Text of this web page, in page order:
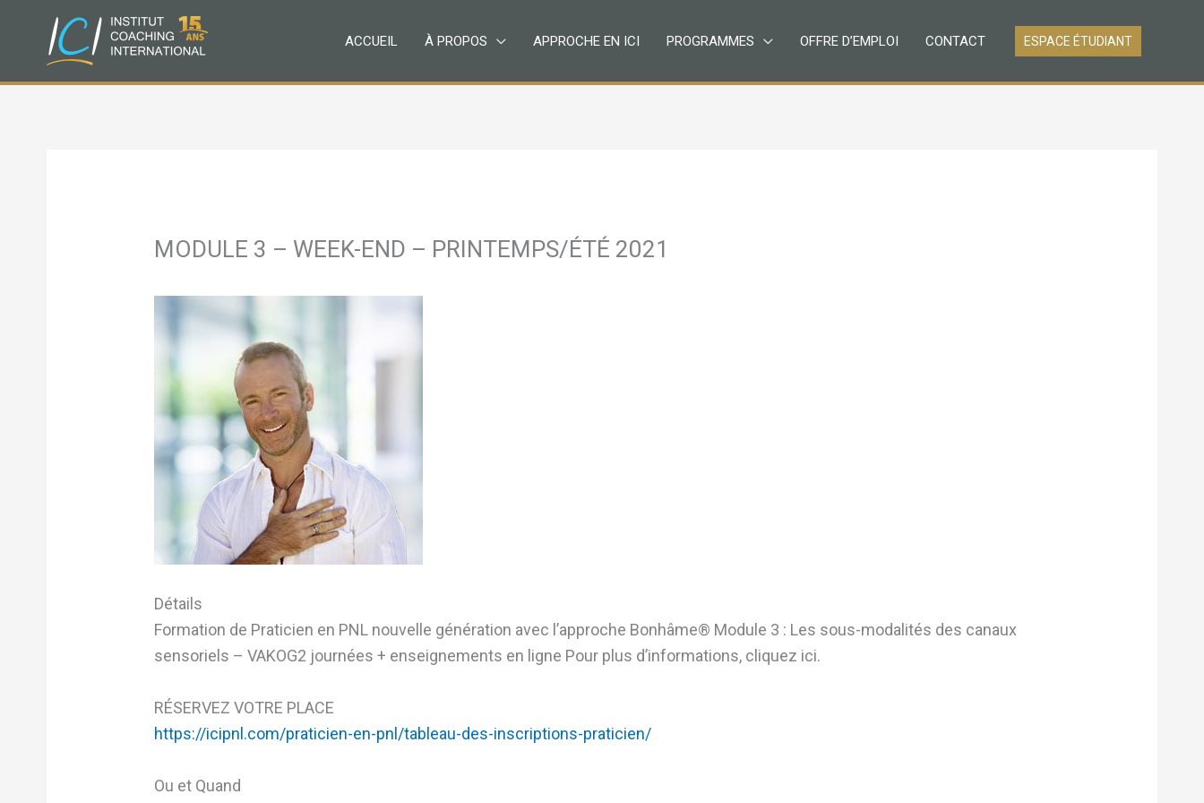
contenu
ACCUEIL À PROPOS APPROCHE EN ICI PROGRAMMES OFFRE D’EMPLOI CONTACT ESPACE ÉTUDIANT
MODULE 3 – WEEK-END – PRINTEMPS/ÉTÉ 2021
Détails
Formation de Praticien en PNL nouvelle génération avec l’approche Bonhâme®️ Module 3 : Les sous-modalités des canaux
sensoriels – VAKOG2 journées + enseignements en ligne Pour plus d’informations, cliquez ici.
RÉSERVEZ VOTRE PLACE
https://icipnl.com/praticien-en-pnl/tableau-des-inscriptions-praticien/
Ou et Quand